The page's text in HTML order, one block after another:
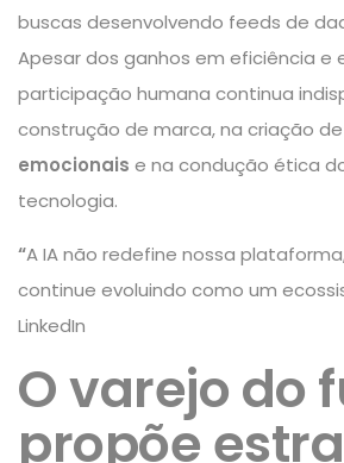
buscas desenvolvendo feeds de
Apesar dos ganhos em eficiência e
participação humana continua
construção de marca, na criação de
emocionais e na condução ética
tecnologia.
“A IA não redefine nossa
continue evoluindo como um
LinkedIn
O varejo do
propõe